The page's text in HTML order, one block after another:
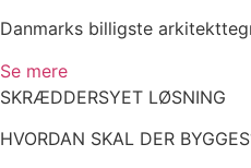
Danmarks billigste
Se mere
SKRÆDDERSYET LØSNING
HVORDAN SKAL DER